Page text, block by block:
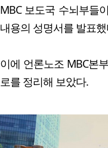
MBC 보도국 수뇌부들
내용의 성명서를 발표
이에 언론노조 MBC본
로를 정리해 보았다.